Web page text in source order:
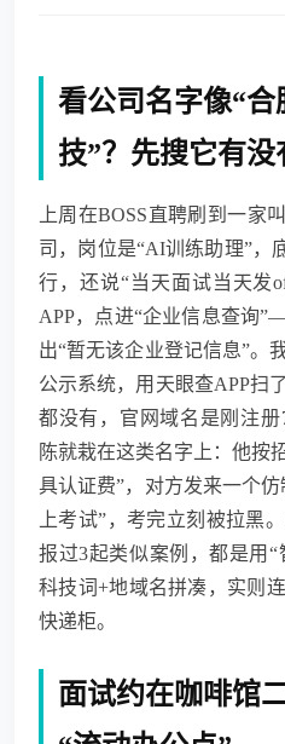
看公司名字像“
技”？先搜它有
上周在BOSS直聘刷到一家
司，岗位是“AI训练助理”，
行，还说“当天面试当天发
APP，点进“企业信息查询
出“暂无该企业登记信息”。
公示系统，用天眼查APP扫
都没有，官网域名是刚注册
陈就栽在这类名字上：他按
具认证费”，对方发来一个
上考试”，考完立刻被拉黑
报过3起类似案例，都是用“
科技词+地域名拼凑，实则
快递柜。
面试约在咖啡馆